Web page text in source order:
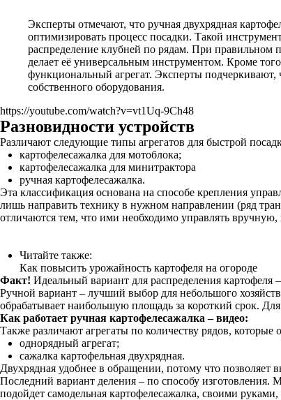
Эксперты отмечают, что ручная двухрядная
оптимизировать процесс посадки. Такой
распределение клубней по рядам. При правильном
делает её универсальным инструментом. Кроме
функциональный агрегат. Эксперты подчеркивают,
собственного оборудования.
https://youtube.com/watch?v=vt1Uq-9Ch48
Разновидности устройств
Различают следующие типы агрегатов для быстрой
картофелесажалка для мотоблока;
картофелесажалка для минитрактора
ручная картофелесажалка.
Эта классификация основана на способе крепления
лишь направить технику в нужном направлении (ряд
отличаются тем, что ими необходимо управлять вручную,
Читайте также:
Как повысить урожайность картофеля на огороде
Факт! Идеальный вариант для распределения
Ручной вариант – лучший выбор для небольшого
обрабатывает наибольшую площадь за короткий срок.
Как работает ручная картофелесажалка – видео:
Также различают агрегаты по количеству рядов, которые
однорядный агрегат;
сажалка картофельная двухрядная.
Двухрядная удобнее в обращении, потому что позволяет
Последний вариант деления – по способу изготовления.
подойдет самодельная картофелесажалка, своими